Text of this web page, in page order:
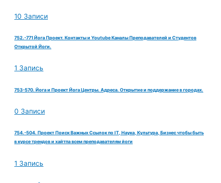
10 Записи
752.-771 Йога Проект. Контакты и Youtube Каналы Преподавателей и Студентов
Открытой Йоги.
1 Запись
753-570. Йога и Проект Йога Центры. Адреса. Открытие и поддержание в городах.
0 Записи
754.-504. Проект Поиск Важных Ссылок по IT, Наука, Культура, Бизнес чтобы быть
в курсе трендов и хайтпа всем преподавателям йоги
1 Запись